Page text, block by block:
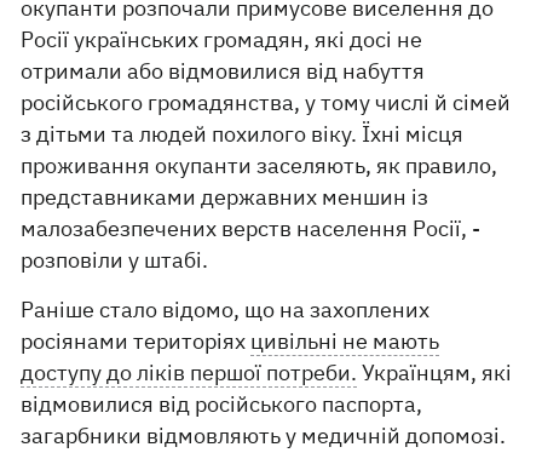
окупанти розпочали примусове виселення до
Росії українських громадян, які досі не
отримали або відмовилися від набуття
російського громадянства, у тому числі й сімей
з дітьми та людей похилого віку. Їхні місця
проживання окупанти заселяють, як правило,
представниками державних меншин із
малозабезпечених верств населення Росії, -
розповіли у штабі.
Раніше стало відомо, що на захоплених
росіянами територіях цивільні не мають
доступу до ліків першої потреби. Українцям, які
відмовилися від російського паспорта,
загарбники відмовляють у медичній допомозі.